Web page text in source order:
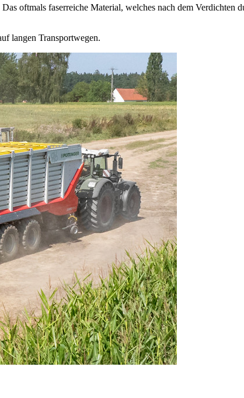
oftmals faserreiche Material, welches nach dem
langen Transportwegen.